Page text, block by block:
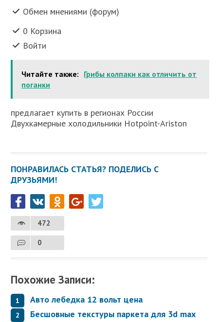
Обмен мнениями (форум)
0 Корзина
Войти
Читайте также: Грибы колпаки как отличить от
поганки
предлагает купить в регионах России
Двухкамерные холодильники Hotpoint-Ariston
ПОНРАВИЛАСЬ СТАТЬЯ? ПОДЕЛИСЬ С
ДРУЗЬЯМИ!
472
0
Похожие Записи:
Авто лебедка 12 вольт цена
Бесшовные текстуры паркета для 3d max